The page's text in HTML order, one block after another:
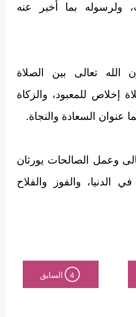
ولرسوله بما أخبر عنه
الله تعالى بين الصلاة
إخلاص للمعبود، والزكاة
عنوان السعادة والنجاة.
وعمل الصالحات يورثان
في الدنيا، والفوز والفلاح
4 السابق